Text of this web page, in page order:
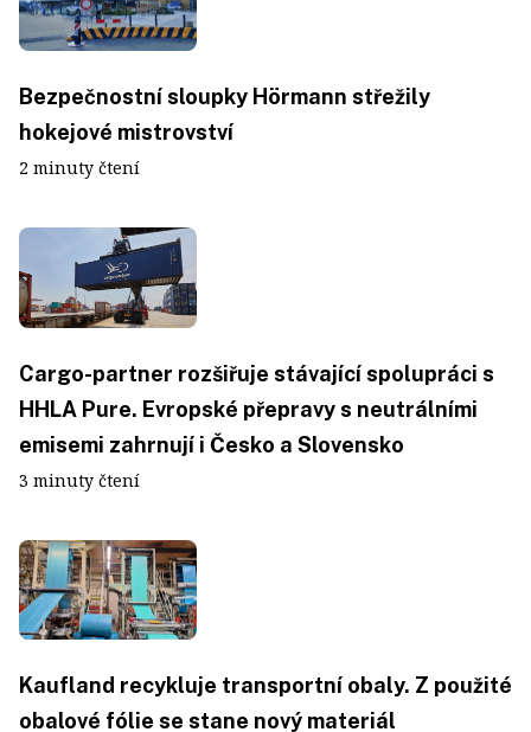
Bezpečnostní sloupky Hörmann střežily
hokejové mistrovství
2 minuty čtení
Cargo-partner rozšiřuje stávající spolupráci s
HHLA Pure. Evropské přepravy s neutrálními
emisemi zahrnují i Česko a Slovensko
3 minuty čtení
Kaufland recykluje transportní obaly. Z použité
obalové fólie se stane nový materiál